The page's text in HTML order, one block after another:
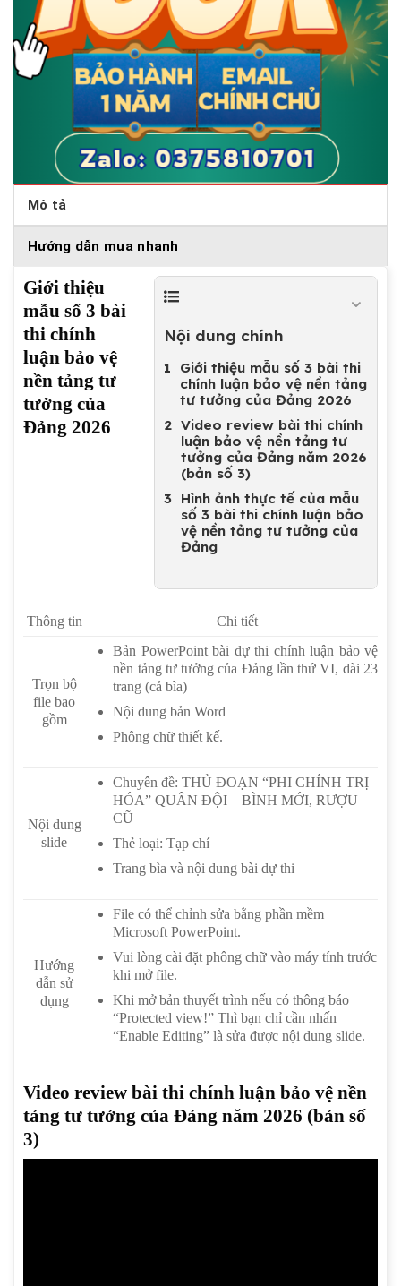
Mô tả
Hướng dẫn mua nhanh
Nội dung chính
Giới thiệu mẫu số 3 bài thi
chính luận bảo vệ nền tảng
tư tưởng của Đảng 2026
Video review bài thi chính
luận bảo vệ nền tảng tư
tưởng của Đảng năm 2026
(bản số 3)
Hình ảnh thực tế của mẫu
số 3 bài thi chính luận bảo
vệ nền tảng tư tưởng của
Đảng
Giới thiệu
mẫu số 3 bài
thi chính
luận bảo vệ
nền tảng tư
tưởng của
Đảng 2026
Thông tin Chi tiết
Trọn bộ
file bao
gồm
Bản PowerPoint bài dự thi chính luận bảo vệ
nền tảng tư tưởng của Đảng lần thứ VI, dài 23
trang (cả bìa)
Nội dung bản Word
Phông chữ thiết kế.
Nội dung
slide
Chuyên đề: THỦ ĐOẠN “PHI CHÍNH TRỊ
HÓA” QUÂN ĐỘI – BÌNH MỚI, RƯỢU
CŨ
Thẻ loại: Tạp chí
Trang bìa và nội dung bài dự thi
Hướng
dẫn sử
dụng
File có thể chỉnh sửa bằng phần mềm
Microsoft PowerPoint.
Vui lòng cài đặt phông chữ vào máy tính trước
khi mở file.
Khi mở bản thuyết trình nếu có thông báo
“Protected view!” Thì bạn chỉ cần nhấn
“Enable Editing” là sửa được nội dung slide.
Video review bài thi chính luận bảo vệ nền
tảng tư tưởng của Đảng năm 2026 (bản số
3)